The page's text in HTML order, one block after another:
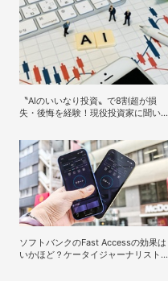
〝AIのいいなり投資〟で8割超が損
失・後悔を経験！現役投資家に聞いた
ソフトバンクのFast Accessの効果は
いかほど？ケータイジャーナリストが